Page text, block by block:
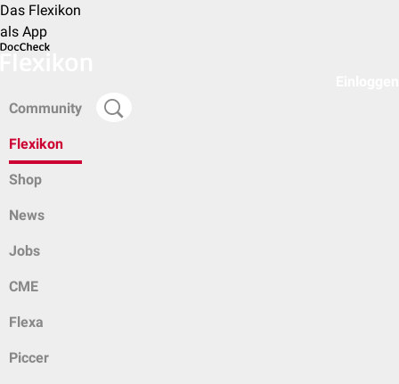
Das Flexikon
als App
Community
Flexikon
Shop
News
Jobs
CME
Flexa
Piccer